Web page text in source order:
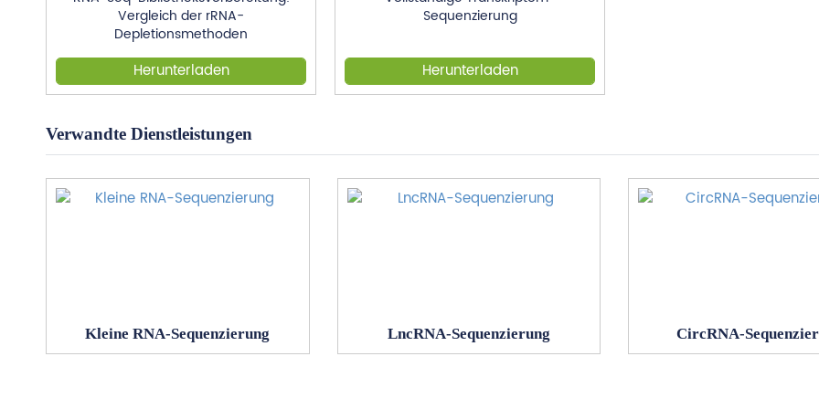
Vergleich der rRNA-
Depletionsmethoden
Herunterladen
Sequenzierung
Herunterladen
Verwandte Dienstleistungen
Kleine RNA-Sequenzierung LncRNA-Sequenzierung CircRNA-